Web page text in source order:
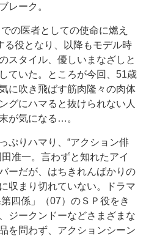
レーク。
の医者としての使命に燃え
る役となり、以降もモデル時
スタイル、優しいまなざしと
ていた。ところが今回、51歳
に吹き飛ばす筋肉隆々の肉体
グにハマると抜けられない人
が気になる…。
ぷりハマり、“アクション俳
准一。言わずと知れたアイ
ーだが、はちきれんばかりの
収まり切れていない。ドラマ
四係」（07）のＳＰ役をき
ジークンドーなどさまざまな
を問わず、アクションシーン